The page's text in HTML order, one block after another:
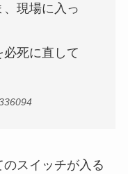
、現場に入っ
必死に直して
スイッチが入る